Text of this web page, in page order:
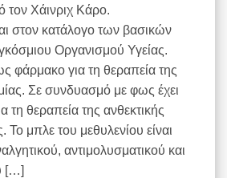
Χάινριχ Κάρο.
στον κατάλογο των βασικών
Οργανισμού Υγείας.
φάρμακο για τη θεραπεία της
Σε συνδυασμό με φως έχει
τη θεραπεία της ανθεκτικής
μπλε του μεθυλενίου είναι
αντιμολυσματικού και
[…]